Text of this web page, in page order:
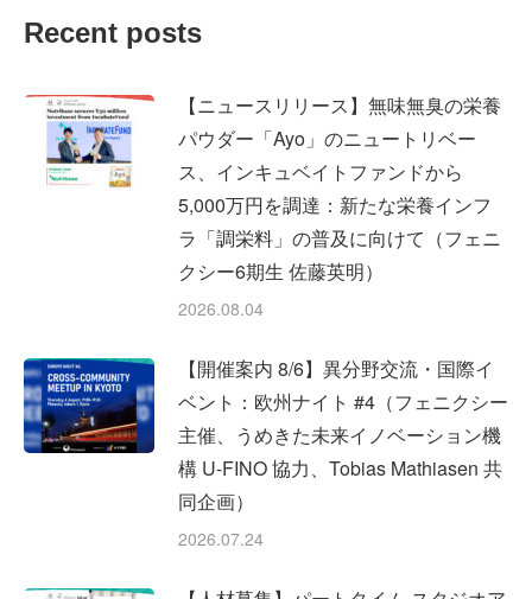
Recent posts
【ニュースリリース】無味無臭の栄養
パウダー「Ayo」のニュートリベー
ス、インキュベイトファンドから
5,000万円を調達：新たな栄養インフ
ラ「調栄料」の普及に向けて（フェニ
クシー6期生 佐藤英明）
2026.08.04
【開催案内 8/6】異分野交流・国際イ
ベント：欧州ナイト #4（フェニクシー
主催、うめきた未来イノベーション機
構 U-FINO 協力、Tobias Mathiasen 共
同企画）
2026.07.24